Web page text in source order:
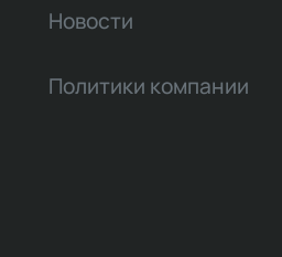
Новости
Политики компании